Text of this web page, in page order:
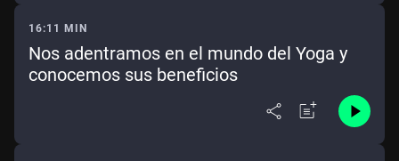
16:11 MIN
Nos adentramos en el mundo del Yoga y
conocemos sus beneficios